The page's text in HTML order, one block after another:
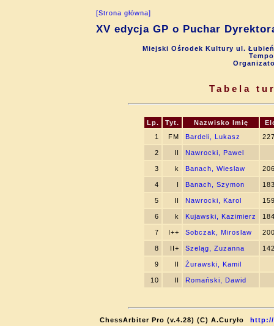
[Strona główna]
XV edycja GP o Puchar
Miejski Ośrodek Kultury ul.
Tabela
Lp. Tyt. Nazwisko Imię
1
FM Bardeli, Lukasz
2 II Nawrocki, Pawel
3 k Banach, Wieslaw
4 I Banach, Szymon
5 II Nawrocki, Karol
6 k Kujawski, Kazimierz
7 I++ Sobczak, Miroslaw
8 II+ Szeląg, Zuzanna
9 II Żurawski, Kamil
10 II Romański, Dawid
ChessArbiter Pro (v.4.28) (C) A.Curyło
http://